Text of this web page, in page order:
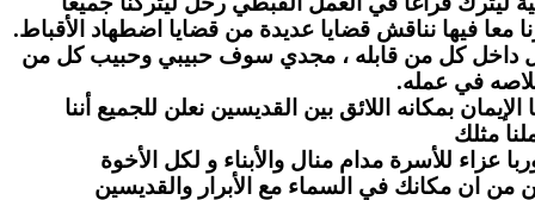
فيها نناقش قضايا عديدة من قضايا اضطهاد الأقباط.
داخل كل من قابله ، مجدي سوف حبيبي وحبيب كل من
في عمله.
بمكانه اللائق بين القديسين نعلن للجميع أننا
مثلك
عزاء للأسرة مدام منال والأبناء و لكل الأخوة
من ان مكانك في السماء مع الأبرار والقديسين